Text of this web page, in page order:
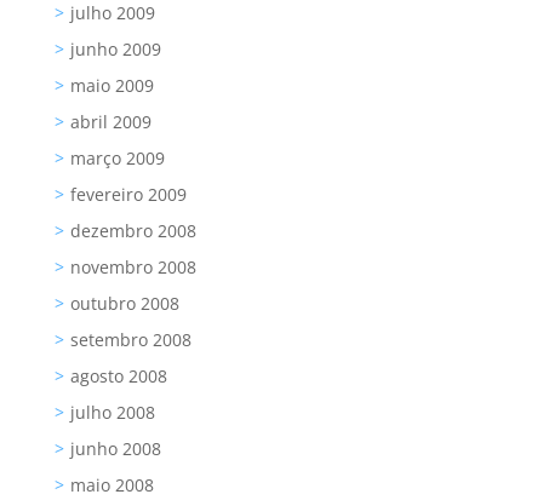
julho 2009
junho 2009
maio 2009
abril 2009
março 2009
fevereiro 2009
dezembro 2008
novembro 2008
outubro 2008
setembro 2008
agosto 2008
julho 2008
junho 2008
maio 2008